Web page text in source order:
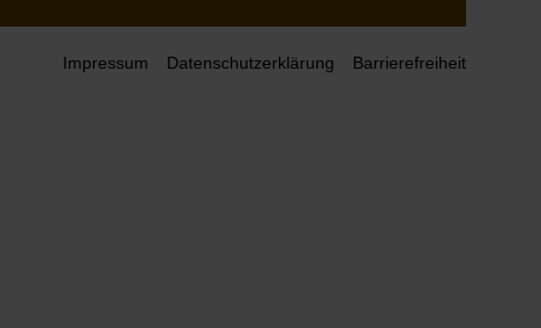
Impressum Datenschutzerklärung Barrierefreiheit